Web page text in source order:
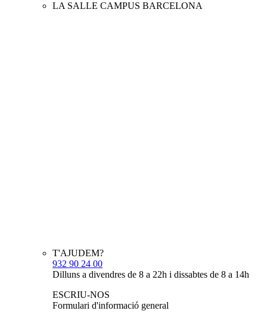
LA SALLE CAMPUS BARCELONA
T'AJUDEM?
932 90 24 00
Dilluns a divendres de 8 a 22h i dissabtes de 8 a 14h
ESCRIU-NOS
Formulari d'informació general